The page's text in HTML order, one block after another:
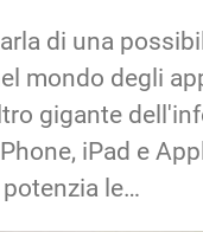
di una
mondo degli
gigante
iPad e
le…